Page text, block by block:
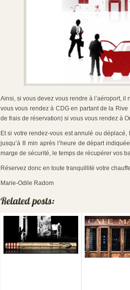
Ainsi, si vous devez vous rendre à l’aéroport,
vous vous rendez à CDG en partant de la
de frais de réservation) si vous vous rendez à
Et si votre rendez-vous est annulé ou déplacé,
jusqu’à 8 min après l’heure de départ
marge de sécurité, le temps de récupérer vos
Réservez donc en toute tranquillité votre
Marie-Odile Radom